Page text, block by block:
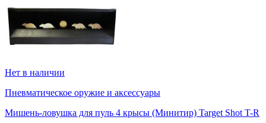
Нет в наличии
Пневматическое оружие и аксессуары
Мишень-ловушка для пуль 4 крысы (Минитир) Target Shot T-R